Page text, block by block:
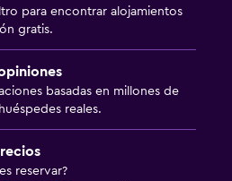
para encontrar alojamientos
gratis.
basadas en millones de
reales.
reservar?